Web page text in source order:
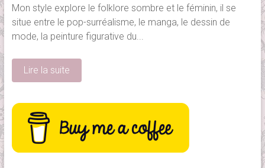
Mon style explore le folklore sombre et le féminin, il se
situe entre le pop-surréalisme, le manga, le dessin de
mode, la peinture figurative du...
Lire la suite